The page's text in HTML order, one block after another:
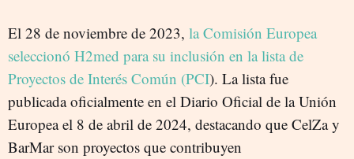
El 28 de noviembre de 2023, la Comisión Europea
seleccionó H2med para su inclusión en la lista de
Proyectos de Interés Común (PCI). La lista fue
publicada oficialmente en el Diario Oficial de la Unión
Europea el 8 de abril de 2024, destacando que CelZa y
BarMar son proyectos que contribuyen